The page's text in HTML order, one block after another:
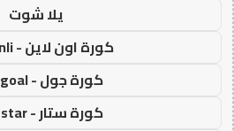
يلا شوت
كورة اون لاين - kora onli
كورة جول - kora goal
كورة ستار - kora star